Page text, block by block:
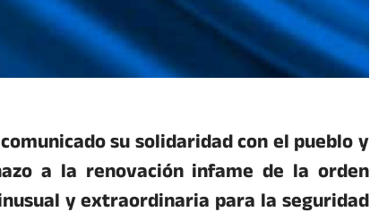
su solidaridad con el pueblo y
a la renovación infame de la orden
y extraordinaria para la seguridad